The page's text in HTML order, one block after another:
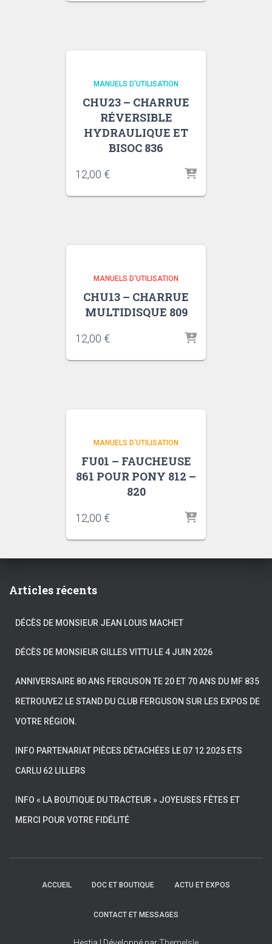
MANUELS D'UTILISATION
CHU23 – CHARRUE
RÉVERSIBLE
HYDRAULIQUE ET
BISOC 836
12,00 €
MANUELS D'UTILISATION
CHU13 – CHARRUE
MULTIDISQUE 809
12,00 €
MANUELS D'UTILISATION
FU01 – FAUCHEUSE
861 POUR PONY 812 –
820
12,00 €
Articles récents
DÉCÈS DE MONSIEUR JEAN LOUIS MACHET
DÉCÈS DE MONSIEUR GILLES VITTU LE 4 JUIN 2026
ANNIVERSAIRE 80 ANS FERGUSON TE 20 ET 70 ANS DU MF 835
RETROUVEZ LE STAND DU CLUB FERGUSON SUR LES EXPOS DE
VOTRE RÉGION.
INFO PARTENARIAT PIÈCES DÉTACHÉES LE 07 12 2025 ETS
CARLU 62 LILLERS
INFO « LA BOUTIQUE DU TRACTEUR » JOYEUSES FÊTES ET
MERCI POUR VOTRE FIDÉLITÉ
ACCUEIL DOC ET BOUTIQUE ACTU ET EXPOS
CONTACT ET MESSAGES